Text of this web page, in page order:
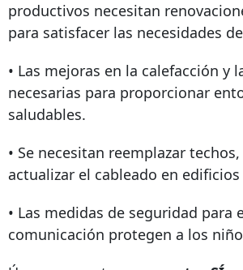
productivos necesitan
para satisfacer las necesidades
• Las mejoras en la calefacción y
necesarias para proporcionar
saludables.
• Se necesitan reemplazar
actualizar el cableado en
• Las medidas de seguridad para
comunicación protegen a los